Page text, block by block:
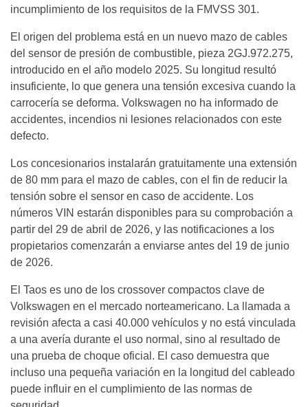
incumplimiento de los requisitos de la FMVSS 301.
El origen del problema está en un nuevo mazo de cables
del sensor de presión de combustible, pieza 2GJ.972.275,
introducido en el año modelo 2025. Su longitud resultó
insuficiente, lo que genera una tensión excesiva cuando la
carrocería se deforma. Volkswagen no ha informado de
accidentes, incendios ni lesiones relacionados con este
defecto.
Los concesionarios instalarán gratuitamente una extensión
de 80 mm para el mazo de cables, con el fin de reducir la
tensión sobre el sensor en caso de accidente. Los
números VIN estarán disponibles para su comprobación a
partir del 29 de abril de 2026, y las notificaciones a los
propietarios comenzarán a enviarse antes del 19 de junio
de 2026.
El Taos es uno de los crossover compactos clave de
Volkswagen en el mercado norteamericano. La llamada a
revisión afecta a casi 40.000 vehículos y no está vinculada
a una avería durante el uso normal, sino al resultado de
una prueba de choque oficial. El caso demuestra que
incluso una pequeña variación en la longitud del cableado
puede influir en el cumplimiento de las normas de